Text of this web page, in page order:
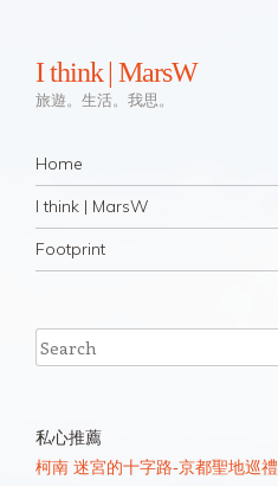
I think | MarsW
旅遊。生活。我思。
Navigation
Skip to content
Home
I think | MarsW
Footprint
Search
私心推薦
柯南 迷宮的十字路-京都聖地巡禮